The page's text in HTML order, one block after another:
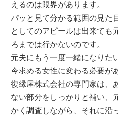
えるのは限界があります。
パッと見て分かる範囲の見た
としてのアピールは出来ても
ろまでは行かないのです。
元夫にもう一度一緒になりた
今求める女性に変わる必要が
復縁屋株式会社の専門家は、
ない部分をしっかりと補い、
かく調査しながら、それに沿